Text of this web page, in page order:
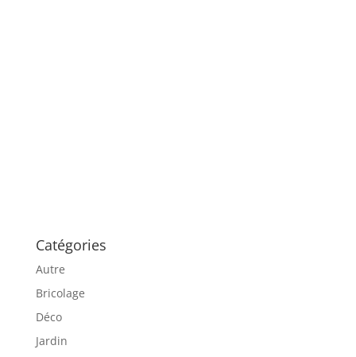
Catégories
Autre
Bricolage
Déco
Jardin